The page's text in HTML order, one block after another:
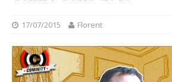
17/07/2015 Florent